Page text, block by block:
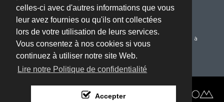
celles-ci avec d'autres informations que vous
leur avez fournies ou qu'ils ont collectées
lors de votre utilisation de leurs services.
Vous consentez à nos cookies si vous
continuez à utiliser notre site Web.
Lire notre Politique de confidentialité
Accepter
oriflam@oriflam.com
Du Lundi au Jeudi de 08h00 à 17h00 le Vendredi de 08h00 à